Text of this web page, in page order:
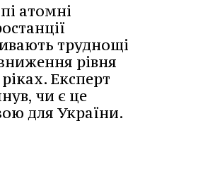
атомні
труднощі
рівня
Експерт
чи є це
для України.